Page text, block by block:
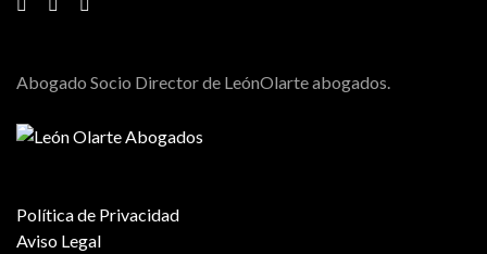
Abogado Socio Director de LeónOlarte abogados.
Política de Privacidad
Aviso Legal